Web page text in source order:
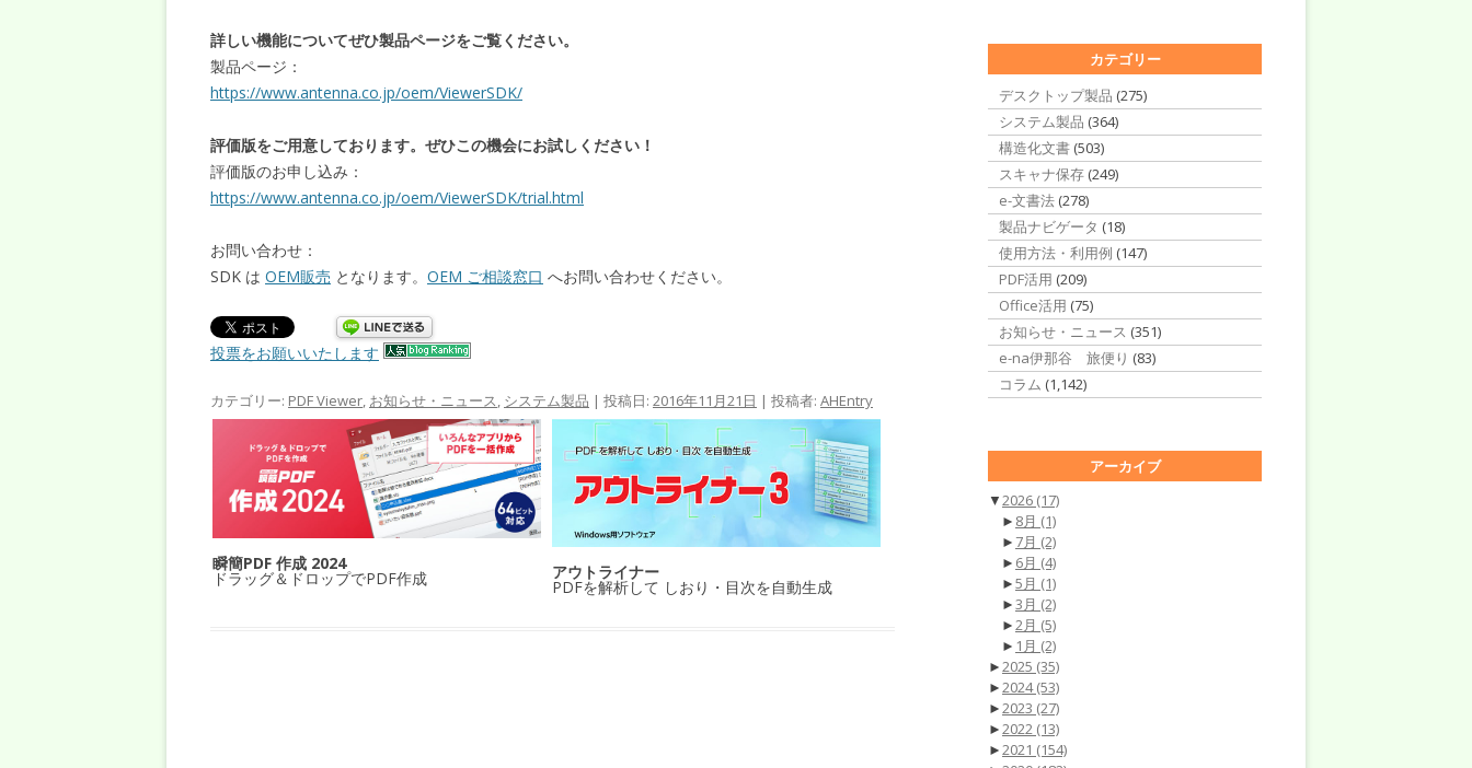
詳しい機能についてぜひ製品ページをご覧ください。
製品ページ：
https://www.antenna.co.jp/oem/ViewerSDK/
評価版をご用意しております。ぜひこの機会にお試しください！
評価版のお申し込み：
https://www.antenna.co.jp/oem/ViewerSDK/trial.html
お問い合わせ：
SDK は OEM販売 となります。 OEM ご相談窓口 へお問い合わせください。
投票をお願いいたします
カテゴリー: PDF Viewer, お知らせ・ニュース, システム製品 | 投稿日: 2016年11月21日 | 投稿者: AHEntry
瞬簡PDF 作成 2024
ドラッグ＆ドロップでPDF作成 アウトライナー
PDFを解析して しおり・目次を自動生成
カテゴリー
デスクトップ製品 (275)
システム製品 (364)
構造化文書 (503)
スキャナ保存 (249)
e-文書法 (278)
製品ナビゲータ (18)
使用方法・利用例 (147)
PDF活用 (209)
Office活用 (75)
お知らせ・ニュース (351)
e-na伊那谷 旅便り (83)
コラム (1,142)
アーカイブ
▼2026 (17)
► 8月 (1)
► 7月 (2)
► 6月 (4)
►5月 (1)
►3月 (2)
►2月 (5)
► 1月 (2)
►2025 (35)
►2024(53)
►2023 (27)
►2022 (13)
►2021 (154)